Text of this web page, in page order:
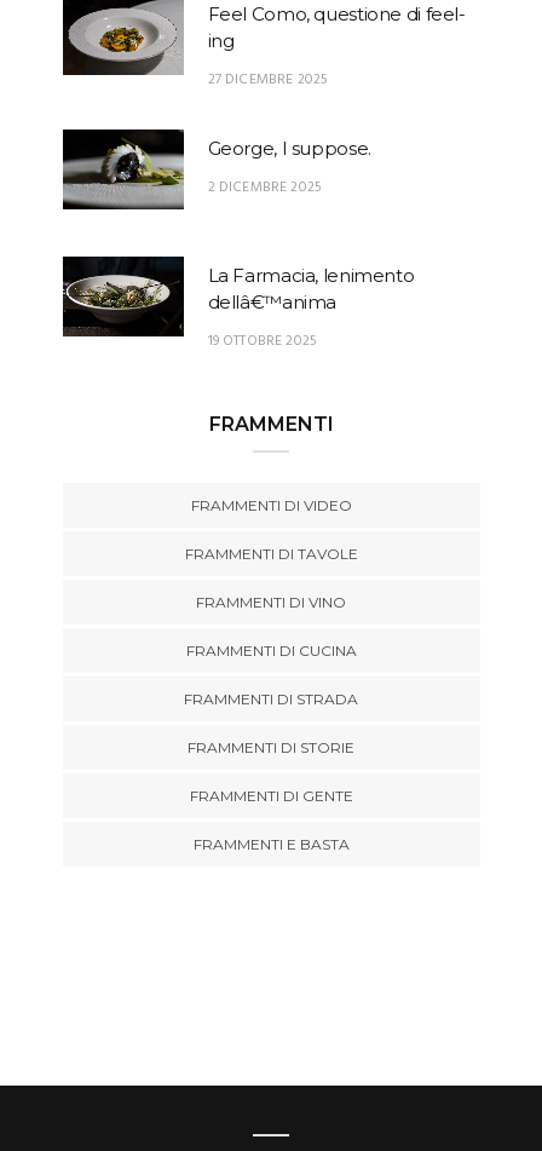
Feel Como, questione di feel-
ing
27 DICEMBRE 2025
George, I suppose.
2 DICEMBRE 2025
La Farmacia, lenimento
dellâ€™anima
19 OTTOBRE 2025
FRAMMENTI
FRAMMENTI DI VIDEO
FRAMMENTI DI TAVOLE
FRAMMENTI DI VINO
FRAMMENTI DI CUCINA
FRAMMENTI DI STRADA
FRAMMENTI DI STORIE
FRAMMENTI DI GENTE
FRAMMENTI E BASTA